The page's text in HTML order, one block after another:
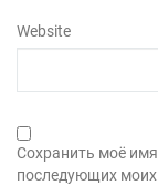
Website
Сохранить моё
последующих